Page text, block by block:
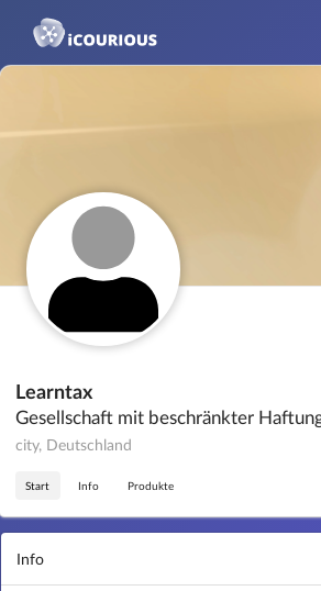
Learntax
Gesellschaft mit beschränkter
city, Deutschland
Start Info Produkte
Info